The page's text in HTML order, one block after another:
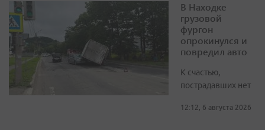
В Находке
грузовой
фургон
опрокинулся и
повредил авто
К счастью,
пострадавших нет
12:12, 6 августа 2026